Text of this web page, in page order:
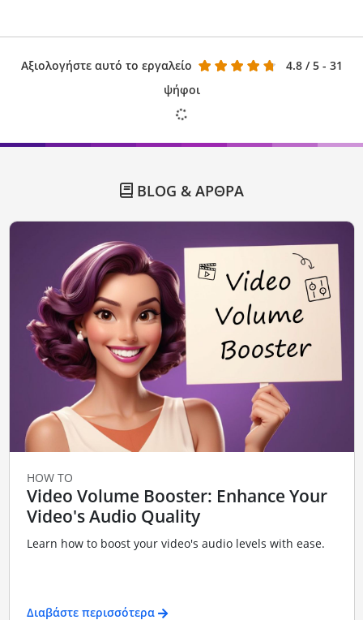
Αξιολογήστε αυτό το εργαλείο 4.8 / 5 - 31
ψήφοι
BLOG & ΆΡΘΡΑ
HOW TO
Video Volume Booster: Enhance Your
Video's Audio Quality
Learn how to boost your video's audio levels with ease.
Διαβάστε περισσότερα